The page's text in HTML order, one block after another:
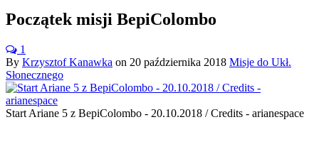
Początek misji BepiColombo
1
By Krzysztof Kanawka on 20 października 2018 Misje do Ukł.
Słonecznego
Start Ariane 5 z BepiColombo - 20.10.2018 / Credits - arianespace